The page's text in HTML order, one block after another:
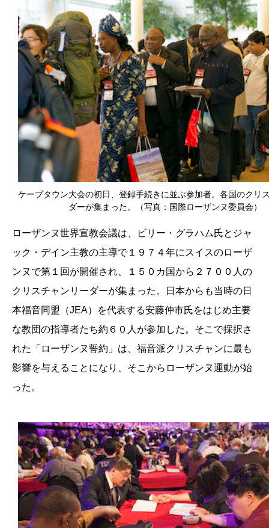
ケープタウン大会の初日、登録手続きに並ぶ参加者。各国のクリ
ダーが集まった。（写真：国際ローザンヌ委員会）
ローザンヌ世界宣教会議は、ビリー・グラハム氏とジャ
ック・デイン主教の主導で１９７４年にスイスのローザ
ンヌで第１回が開催され、１５０カ国から２７００人の
クリスチャンリーダーが集まった。日本からも当時の日
本福音同盟（JEA）を代表する安藤仲市氏をはじめ主要
な教団の指導者たち約６０人が参加した。そこで採択さ
れた「ローザンヌ誓約」は、福音派クリスチャンに最も
影響を与えることになり、そこからローザンヌ運動が始
った。